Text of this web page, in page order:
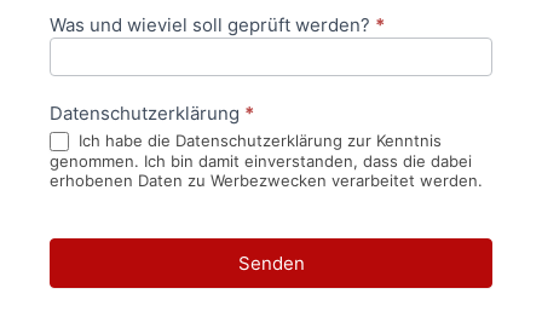
Was und wieviel soll geprüft werden? *
Datenschutzerklärung *
Ich habe die Datenschutzerklärung zur Kenntnis
genommen. Ich bin damit einverstanden, dass die dabei
erhobenen Daten zu Werbezwecken verarbeitet werden.
Senden